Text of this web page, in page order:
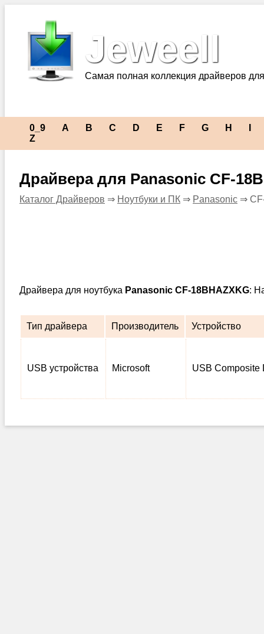
Jeweell
Самая полная коллекция драйверов
0_9 A B C D E F G H
Z
Драйвера для Panasonic CF-
Каталог Драйверов ⇒ Ноутбуки и ПК ⇒ Panasonic ⇒
Драйвера для ноутбука Panasonic CF-18BHAZXKG:
Тип драйвера Производитель Устройство
USB устройства Microsoft USB Composite